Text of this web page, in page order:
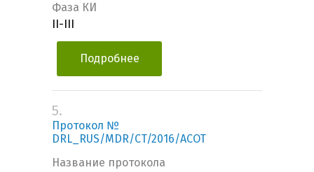
Фаза КИ
II-III
Подробнее
5.
Протокол №
DRL_RUS/MDR/CT/2016/ACOT
Название протокола